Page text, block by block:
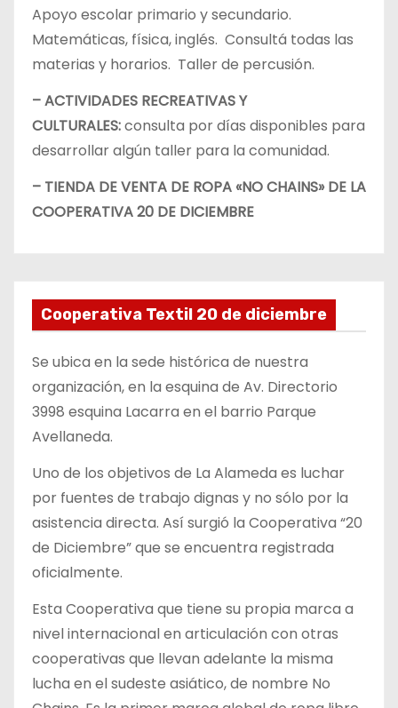
Apoyo escolar primario y secundario.
Matemáticas, física, inglés. Consultá todas las
materias y horarios. Taller de percusión.
– ACTIVIDADES RECREATIVAS Y
CULTURALES:consulta por días disponibles para
desarrollar algún taller para la comunidad.
– TIENDA DE VENTA DE ROPA «NO CHAINS» DE LA
COOPERATIVA 20 DE DICIEMBRE
Cooperativa Textil 20 de diciembre
Se ubica en la sede histórica de nuestra
organización, en la esquina de Av. Directorio
3998 esquina Lacarra en el barrio Parque
Avellaneda.
Uno de los objetivos de La Alameda es luchar
por fuentes de trabajo dignas y no sólo por la
asistencia directa. Así surgió la Cooperativa “20
de Diciembre” que se encuentra registrada
oficialmente.
Esta Cooperativa que tiene su propia marca a
nivel internacional en articulación con otras
cooperativas que llevan adelante la misma
lucha en el sudeste asiático, de nombre No